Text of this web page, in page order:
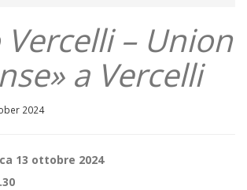
Vercelli – Union
a Vercelli
2024
13 ottobre 2024